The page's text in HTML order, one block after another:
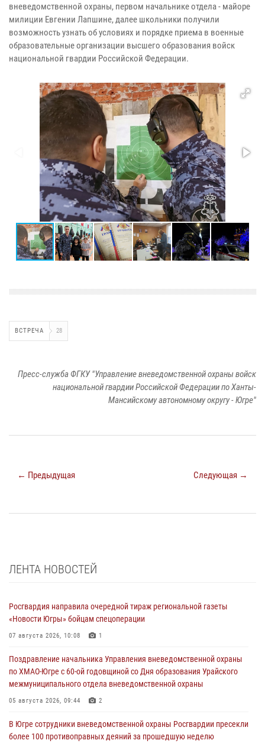
вневедомственной охраны, первом начальнике отдела - майоре
милиции Евгении Лапшине, далее школьники получили
возможность узнать об условиях и порядке приема в военные
образовательные организации высшего образования войск
национальной гвардии Российской Федерации.
ВСТРЕЧА 28
Пресс-служба ФГКУ "Управление вневедомственной охраны войск
национальной гвардии Российской Федерации по Ханты-
Мансийскому автономному округу - Югре"
← Предыдущая Следующая →
ЛЕНТА НОВОСТЕЙ
Росгвардия направила очередной тираж региональной газеты
«Новости Югры» бойцам спецоперации
07 августа 2026, 10:08 1
Поздравление начальника Управления вневедомственной охраны
по ХМАО-Югре с 60-ой годовщиной со Дня образования Урайского
межмуниципального отдела вневедомственной охраны
05 августа 2026, 09:44 2
В Югре сотрудники вневедомственной охраны Росгвардии пресекли
более 100 противоправных деяний за прошедшую неделю